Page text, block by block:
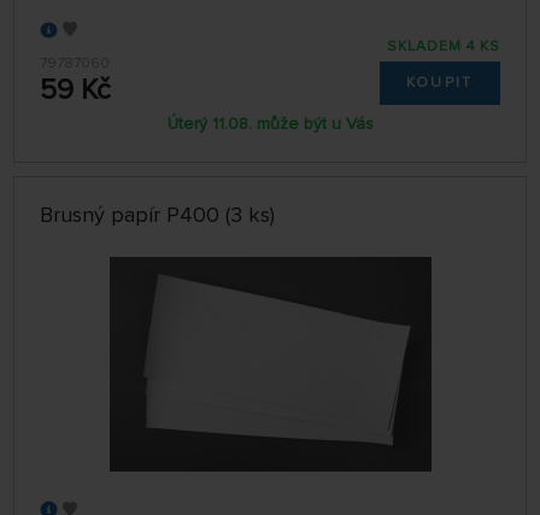
79787060
59 Kč
SKLADEM 4 KS
KOUPIT
Úterý 11.08. může být u Vás
Brusný papír P400 (3 ks)